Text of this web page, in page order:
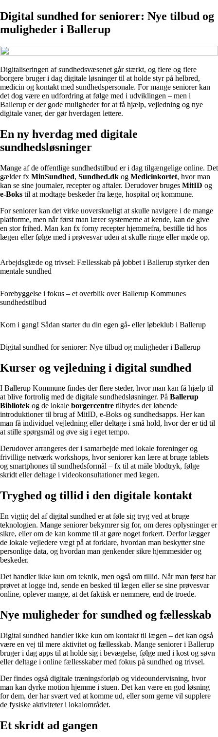
Digital sundhed for seniorer: Nye tilbud og
muligheder i Ballerup
Digitaliseringen af sundhedsvæsenet går stærkt, og flere og flere
borgere bruger i dag digitale løsninger til at holde styr på helbred,
medicin og kontakt med sundhedspersonale. For mange seniorer kan
det dog være en udfordring at følge med i udviklingen – men i
Ballerup er der gode muligheder for at få hjælp, vejledning og nye
digitale vaner, der gør hverdagen lettere.
En ny hverdag med digitale
sundhedsløsninger
Mange af de offentlige sundhedstilbud er i dag tilgængelige online. Det
gælder fx MinSundhed, Sundhed.dk og Medicinkortet, hvor man
kan se sine journaler, recepter og aftaler. Derudover bruges MitID og
e-Boks til at modtage beskeder fra læge, hospital og kommune.
For seniorer kan det virke uoverskueligt at skulle navigere i de mange
platforme, men når først man lærer systemerne at kende, kan de give
en stor frihed. Man kan fx forny recepter hjemmefra, bestille tid hos
lægen eller følge med i prøvesvar uden at skulle ringe eller møde op.
Arbejdsglæde og trivsel: Fællesskab på jobbet i Ballerup styrker den
mentale sundhed
Forebyggelse i fokus – et overblik over Ballerup Kommunes
sundhedstilbud
Kom i gang! Sådan starter du din egen gå- eller løbeklub i Ballerup
Digital sundhed for seniorer: Nye tilbud og muligheder i Ballerup
Kurser og vejledning i digital sundhed
I Ballerup Kommune findes der flere steder, hvor man kan få hjælp til
at blive fortrolig med de digitale sundhedsløsninger. På Ballerup
Bibliotek og de lokale borgercentre tilbydes der løbende
introduktioner til brug af MitID, e-Boks og sundhedsapps. Her kan
man få individuel vejledning eller deltage i små hold, hvor der er tid til
at stille spørgsmål og øve sig i eget tempo.
Derudover arrangeres der i samarbejde med lokale foreninger og
frivillige netværk workshops, hvor seniorer kan lære at bruge tablets
og smartphones til sundhedsformål – fx til at måle blodtryk, følge
skridt eller deltage i videokonsultationer med lægen.
Tryghed og tillid i den digitale kontakt
En vigtig del af digital sundhed er at føle sig tryg ved at bruge
teknologien. Mange seniorer bekymrer sig for, om deres oplysninger er
sikre, eller om de kan komme til at gøre noget forkert. Derfor lægger
de lokale vejledere vægt på at forklare, hvordan man beskytter sine
personlige data, og hvordan man genkender sikre hjemmesider og
beskeder.
Det handler ikke kun om teknik, men også om tillid. Når man først har
prøvet at logge ind, sende en besked til lægen eller se sine prøvesvar
online, oplever mange, at det faktisk er nemmere, end de troede.
Nye muligheder for sundhed og fællesskab
Digital sundhed handler ikke kun om kontakt til lægen – det kan også
være en vej til mere aktivitet og fællesskab. Mange seniorer i Ballerup
bruger i dag apps til at holde sig i bevægelse, følge med i kost og søvn
eller deltage i online fællesskaber med fokus på sundhed og trivsel.
Der findes også digitale træningsforløb og videoundervisning, hvor
man kan dyrke motion hjemme i stuen. Det kan være en god løsning
for dem, der har svært ved at komme ud, eller som gerne vil supplere
de fysiske aktiviteter i lokalområdet.
Et skridt ad gangen